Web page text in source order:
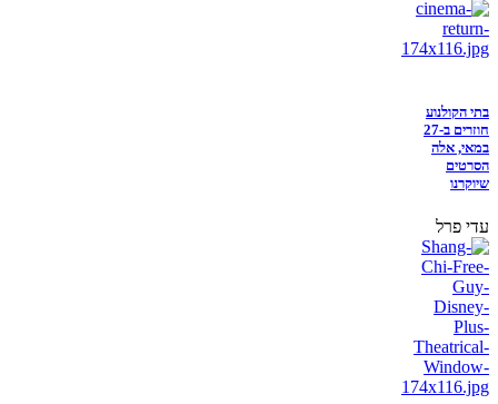
בתי הקולנוע
חוזרים ב-27
במאי, אלה
הסרטים
שיוקרנו
עדי פרל